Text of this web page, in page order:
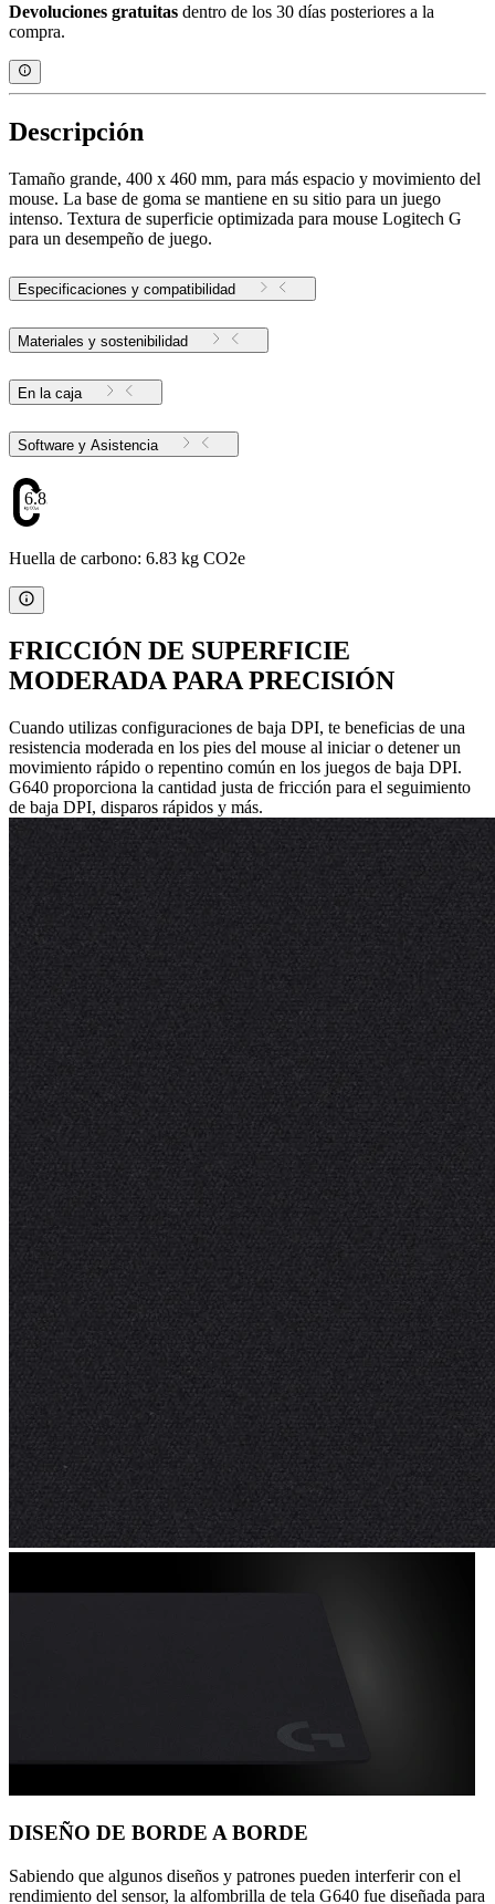
Devoluciones gratuitas dentro de los 30 días posteriores a la
compra.
Descripción
Tamaño grande, 400 x 460 mm, para más espacio y movimiento del
mouse. La base de goma se mantiene en su sitio para un juego
intenso. Textura de superficie optimizada para mouse Logitech G
para un desempeño de juego.
Especificaciones y compatibilidad
Materiales y sostenibilidad
En la caja
Software y Asistencia
6.83
Huella de carbono: 6.83 kg CO2e
FRICCIÓN DE SUPERFICIE
MODERADA PARA PRECISIÓN
Cuando utilizas configuraciones de baja DPI, te beneficias de una
resistencia moderada en los pies del mouse al iniciar o detener un
movimiento rápido o repentino común en los juegos de baja DPI.
G640 proporciona la cantidad justa de fricción para el seguimiento
de baja DPI, disparos rápidos y más.
DISEÑO DE BORDE A BORDE
Sabiendo que algunos diseños y patrones pueden interferir con el
rendimiento del sensor, la alfombrilla de tela G640 fue diseñada para